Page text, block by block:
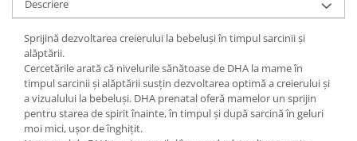
Descriere
Sprijină dezvoltarea creierului la bebeluși în timpul sarcinii și
alăptării.
Cercetările arată că nivelurile sănătoase de DHA la mame în
timpul sarcinii și alăptării susțin dezvoltarea optimă a creierului și
a vizualului la bebeluși. DHA prenatal oferă mamelor un sprijin
pentru starea de spirit înainte, în timpul și după sarcină în geluri
moi mici, ușor de înghițit.